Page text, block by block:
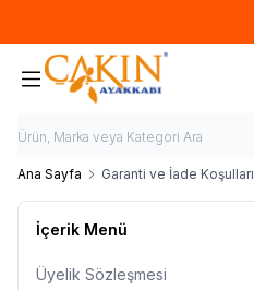
Ana Sayfa Garanti ve İade Koşulları
İçerik Menü
Üyelik Sözleşmesi